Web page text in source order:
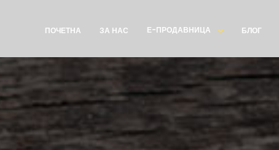
ПОЧЕТНА ЗА НАС Е-ПРОДАВНИЦА БЛОГ